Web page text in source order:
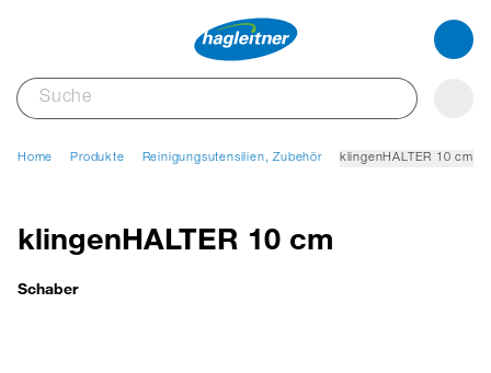
Home Produkte Reinigungsutensilien, Zubehör klingenHALTER 10 cm
klingenHALTER 10 cm
Schaber